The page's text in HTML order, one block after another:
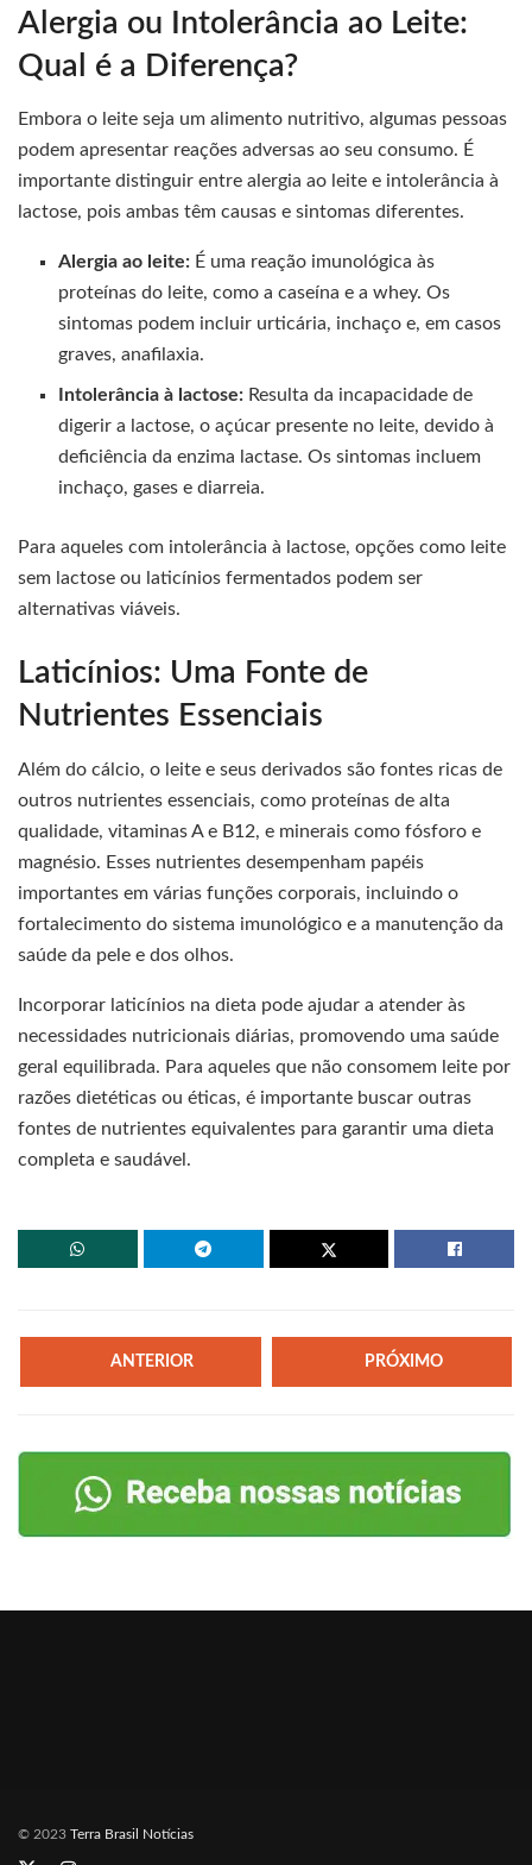
Alergia ou Intolerância ao Leite:
Qual é a Diferença?
Embora o leite seja um alimento nutritivo, algumas pessoas
podem apresentar reações adversas ao seu consumo. É
importante distinguir entre alergia ao leite e intolerância à
lactose, pois ambas têm causas e sintomas diferentes.
Alergia ao leite: É uma reação imunológica às
proteínas do leite, como a caseína e a whey. Os
sintomas podem incluir urticária, inchaço e, em casos
graves, anafilaxia.
Intolerância à lactose: Resulta da incapacidade de
digerir a lactose, o açúcar presente no leite, devido à
deficiência da enzima lactase. Os sintomas incluem
inchaço, gases e diarreia.
Para aqueles com intolerância à lactose, opções como leite
sem lactose ou laticínios fermentados podem ser
alternativas viáveis.
Laticínios: Uma Fonte de
Nutrientes Essenciais
Além do cálcio, o leite e seus derivados são fontes ricas de
outros nutrientes essenciais, como proteínas de alta
qualidade, vitaminas A e B12, e minerais como fósforo e
magnésio. Esses nutrientes desempenham papéis
importantes em várias funções corporais, incluindo o
fortalecimento do sistema imunológico e a manutenção da
saúde da pele e dos olhos.
Incorporar laticínios na dieta pode ajudar a atender às
necessidades nutricionais diárias, promovendo uma saúde
geral equilibrada. Para aqueles que não consomem leite por
razões dietéticas ou éticas, é importante buscar outras
fontes de nutrientes equivalentes para garantir uma dieta
completa e saudável.
ANTERIOR PRÓXIMO
© 2023 Terra Brasil Notícias